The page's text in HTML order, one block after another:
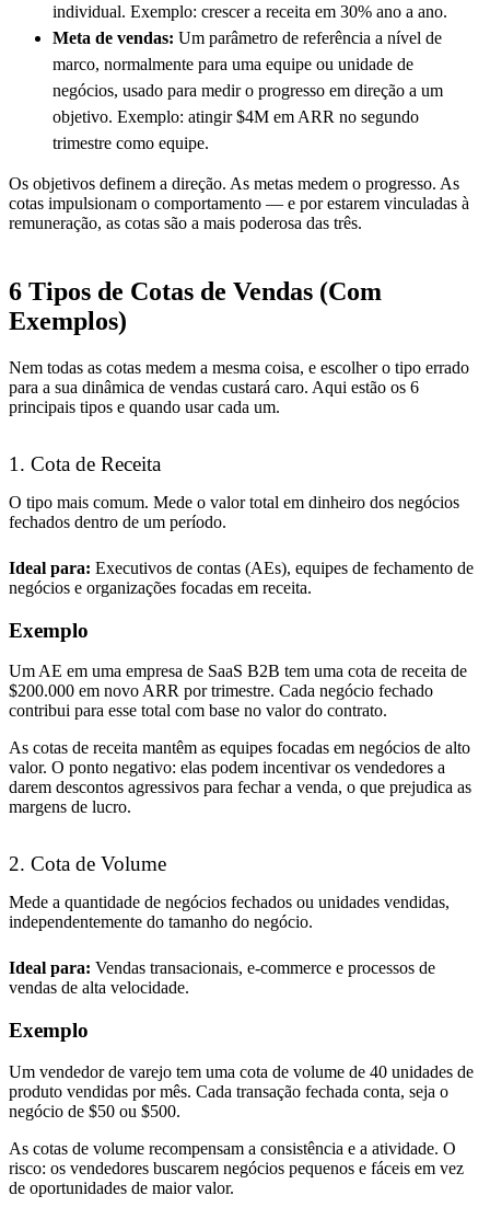
individual. Exemplo: crescer a receita em 30% ano a ano.
Meta de vendas: Um parâmetro de referência a nível de
marco, normalmente para uma equipe ou unidade de
negócios, usado para medir o progresso em direção a um
objetivo. Exemplo: atingir $4M em ARR no segundo
trimestre como equipe.
Os objetivos definem a direção. As metas medem o progresso. As
cotas impulsionam o comportamento — e por estarem vinculadas à
remuneração, as cotas são a mais poderosa das três.
6 Tipos de Cotas de Vendas (Com
Exemplos)
Nem todas as cotas medem a mesma coisa, e escolher o tipo errado
para a sua dinâmica de vendas custará caro. Aqui estão os 6
principais tipos e quando usar cada um.
1. Cota de Receita
O tipo mais comum. Mede o valor total em dinheiro dos negócios
fechados dentro de um período.
Ideal para: Executivos de contas (AEs), equipes de fechamento de
negócios e organizações focadas em receita.
Exemplo
Um AE em uma empresa de SaaS B2B tem uma cota de receita de
$200.000 em novo ARR por trimestre. Cada negócio fechado
contribui para esse total com base no valor do contrato.
As cotas de receita mantêm as equipes focadas em negócios de alto
valor. O ponto negativo: elas podem incentivar os vendedores a
darem descontos agressivos para fechar a venda, o que prejudica as
margens de lucro.
2. Cota de Volume
Mede a quantidade de negócios fechados ou unidades vendidas,
independentemente do tamanho do negócio.
Ideal para: Vendas transacionais, e-commerce e processos de
vendas de alta velocidade.
Exemplo
Um vendedor de varejo tem uma cota de volume de 40 unidades de
produto vendidas por mês. Cada transação fechada conta, seja o
negócio de $50 ou $500.
As cotas de volume recompensam a consistência e a atividade. O
risco: os vendedores buscarem negócios pequenos e fáceis em vez
de oportunidades de maior valor.